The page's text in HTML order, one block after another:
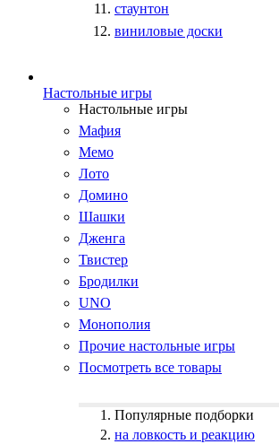
стаунтон
виниловые доски
Настольные игры
Настольные игры
Мафия
Мемо
Лото
Домино
Шашки
Дженга
Твистер
Бродилки
UNO
Монополия
Прочие настольные игры
Посмотреть все товары
Популярные подборки
на ловкость и реакцию